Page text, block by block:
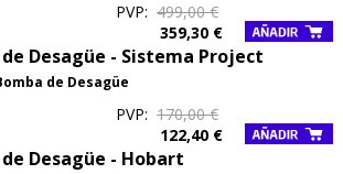
PVP: 499,00 €
359,30 €
Desagüe - Sistema Project
de Desagüe
PVP: 170,00 €
122,40 €
Desagüe - Hobart